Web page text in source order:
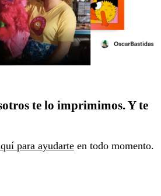
te lo imprimimos. Y te
para ayudarte en todo momento.